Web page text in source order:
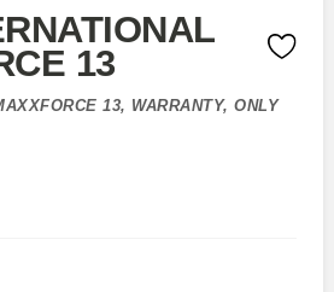
13
13, WARRANTY, ONLY